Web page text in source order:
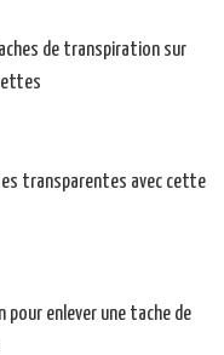
de transpiration sur
transparentes avec cette
enlever une tache de